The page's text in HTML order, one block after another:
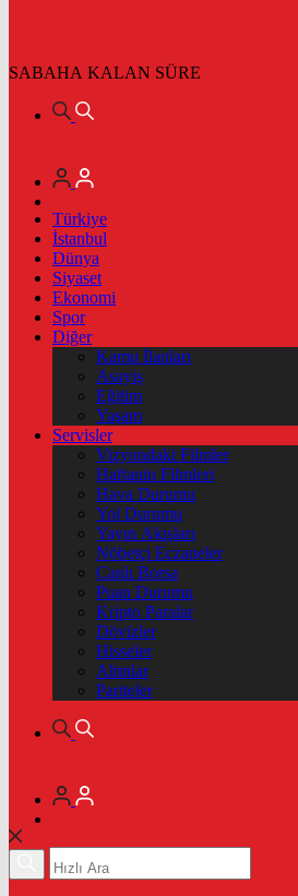
SABAHA KALAN SÜRE
Türkiye
İstanbul
Dünya
Siyaset
Ekonomi
Spor
Diğer
Kamu İlanları
Asayiş
Eğitim
Yaşam
Servisler
Vizyondaki Filmler
Haftanin Filmleri
Hava Durumu
Yol Durumu
Yayın Akışları
Nöbetçi Eczaneler
Canlı Borsa
Puan Durumu
Kripto Paralar
Dövizler
Hisseler
Altınlar
Pariteler